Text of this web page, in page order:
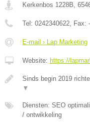
Kerkenbos 1228B
Tel: 0242340622 , Fax: -
E-mail › Lap Marketing
Website: https://
Sinds begin 2019
▼
Diensten: SEO
/ ontwikkeling